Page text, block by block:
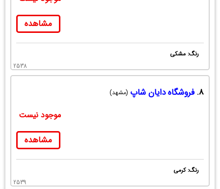
مشاهده
رنگ: مشکی
2538
8. فروشگاه دایان شاپ (مشهد)
موجود نیست
مشاهده
رنگ: کرمی
2539